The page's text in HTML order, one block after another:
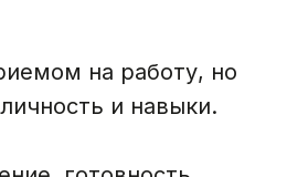
на работу, но
и навыки.